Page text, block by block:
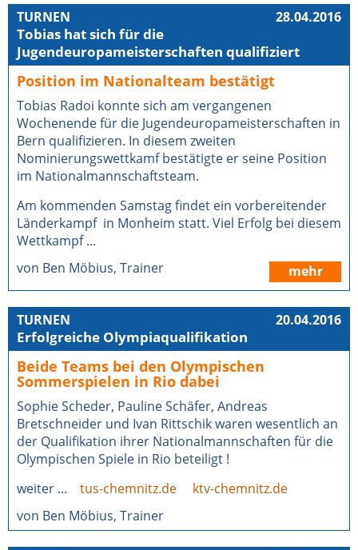
28.04.2016
TURNEN
Tobias hat sich für die
Jugendeuropameisterschaften qualifiziert
Position im Nationalteam bestätigt
Tobias Radoi konnte sich am vergangenen
Wochenende für die Jugendeuropameisterschaften in
Bern qualifizieren. In diesem zweiten
Nominierungswettkamf bestätigte er seine Position
im Nationalmannschaftsteam.
Am kommenden Samstag findet ein vorbereitender
Länderkampf in Monheim statt. Viel Erfolg bei diesem
Wettkampf ...
mehr
von Ben Möbius, Trainer
20.04.2016
TURNEN
Erfolgreiche Olympiaqualifikation
Beide Teams bei den Olympischen
Sommerspielen in Rio dabei
Sophie Scheder, Pauline Schäfer, Andreas
Bretschneider und Ivan Rittschik waren wesentlich an
der Qualifikation ihrer Nationalmannschaften für die
Olympischen Spiele in Rio beteiligt !
weiter ... tus-chemnitz.de
ktv-chemnitz.de
von Ben Möbius, Trainer